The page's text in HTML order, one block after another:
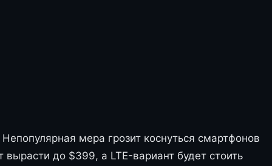
мера грозит коснуться смартфонов
до $399, а LTE-вариант будет стоить